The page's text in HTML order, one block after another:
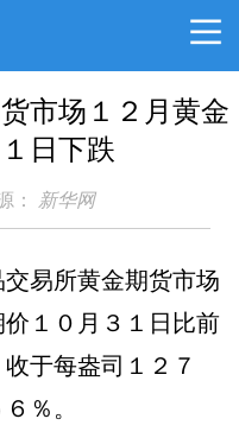
市场１２月黄金
日下跌
： 新华网
易所黄金期货市场
１０月３１日比前
于每盎司１２７
％。